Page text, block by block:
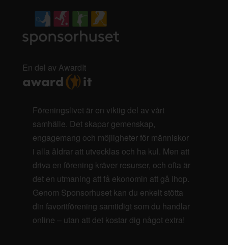
En del av AwardIt
Föreningslivet är en viktig del av vårt
samhälle. Det skapar gemenskap,
engagemang och möjligheter för människor
i alla åldrar att utvecklas och ha kul. Men att
driva en förening kräver resurser, och ofta är
det en utmaning att få ekonomin att gå ihop.
Genom Sponsorhuset kan du enkelt stötta
din favoritförening samtidigt som du handlar
online – utan att det kostar dig något extra!